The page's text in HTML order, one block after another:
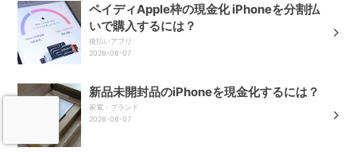
ペイディApple枠の現金化 iPhoneを分割払
いで購入するには？
後払いアプリ
2026-08-07
新品未開封品のiPhoneを現金化するには？
家電・ブランド
2026-08-07